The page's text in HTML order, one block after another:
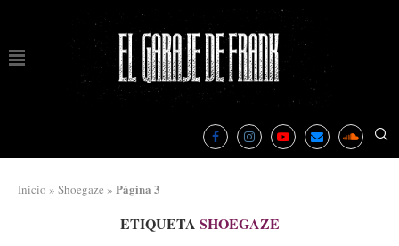
Inicio » Shoegaze » Página 3
ETIQUETA SHOEGAZE